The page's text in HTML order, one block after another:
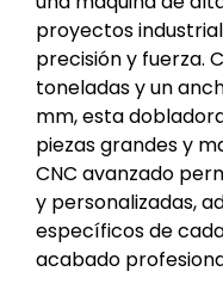
proyectos
precisión y fuerza.
toneladas y un
mm, esta
piezas grandes y
CNC avanzado
y personalizadas,
específicos de
acabado